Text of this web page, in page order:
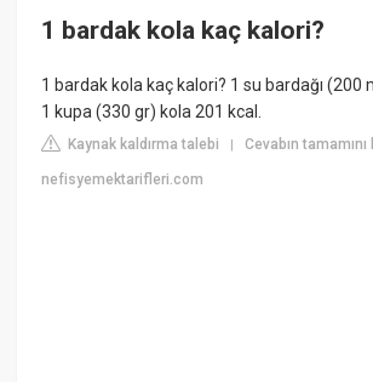
1 bardak kola kaç kalori?
1 bardak kola kaç kalori? 1 su bardağı (200
1 kupa (330 gr) kola 201 kcal.
Kaynak kaldırma talebi |Cevabın
nefisyemektarifleri.com